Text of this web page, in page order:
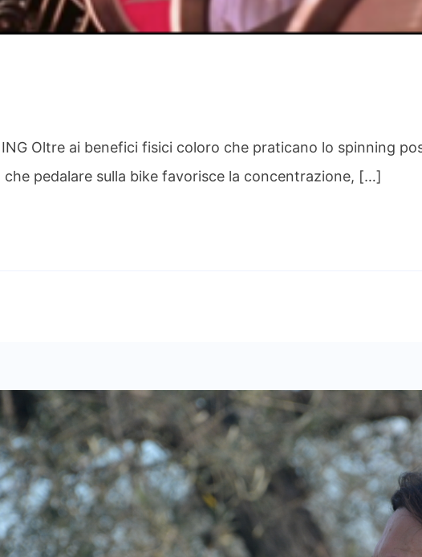
Oltre ai benefici fisici coloro che praticano lo spinning
pedalare sulla bike favorisce la concentrazione, […]